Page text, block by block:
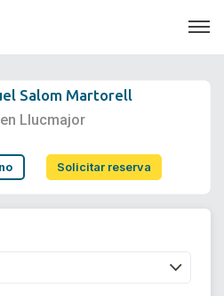
Salom Martorell
en Llucmajor
Solicitar reserva